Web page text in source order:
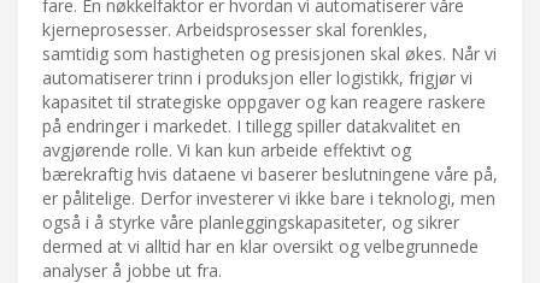
fare. En nøkkelfaktor er hvordan vi automatiserer våre
kjerneprosesser. Arbeidsprosesser skal forenkles,
samtidig som hastigheten og presisjonen skal økes. Når vi
automatiserer trinn i produksjon eller logistikk, frigjør vi
kapasitet til strategiske oppgaver og kan reagere raskere
på endringer i markedet. I tillegg spiller datakvalitet en
avgjørende rolle. Vi kan kun arbeide effektivt og
bærekraftig hvis dataene vi baserer beslutningene våre på,
er pålitelige. Derfor investerer vi ikke bare i teknologi, men
også i å styrke våre planleggingskapasiteter, og sikrer
dermed at vi alltid har en klar oversikt og velbegrunnede
analyser å jobbe ut fra.